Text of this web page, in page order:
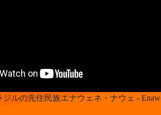
ジルの先住民族エナウェネ・ナウェ -